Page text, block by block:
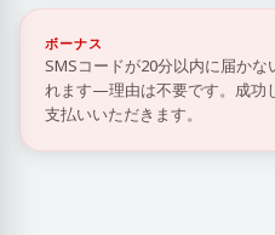
ボーナス
SMSコードが20分以内に届か
れます—理由は不要です。成功
支払いいただきます。